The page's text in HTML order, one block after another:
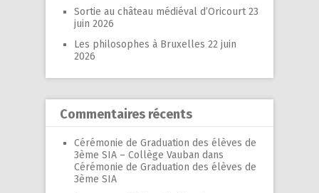
Sortie au château médiéval d’Oricourt 23
juin 2026
Les philosophes à Bruxelles 22 juin
2026
Commentaires récents
Cérémonie de Graduation des élèves de
3ème SIA – Collège Vauban dans
Cérémonie de Graduation des élèves de
3ème SIA